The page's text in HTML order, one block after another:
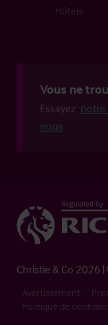
Hôtels
Vous ne
Essayez notre
nous
Christie & Co 2026
Avertissement
Politique de